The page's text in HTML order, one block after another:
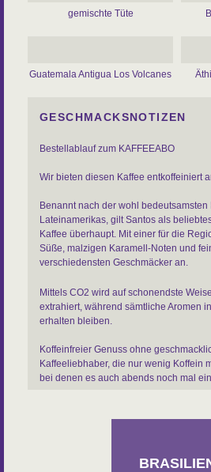
gemischte Tüte
Guatemala Antigua Los Volcanes
GESCHMACKSNOTIZEN
Bestellablauf zum KAFFEEABO
Wir bieten diesen Kaffee entkoffeiniert
Benannt nach der wohl bedeutsamsten
Lateinamerikas, gilt Santos als
Kaffee überhaupt. Mit einer für die
Süße, malzigen Karamell-Noten und
verschiedensten Geschmäcker an.
Mittels CO2 wird auf schonendste
extrahiert, während sämtliche Aromen
erhalten bleiben.
Koffeinfreier Genuss ohne
Kaffeeliebhaber, die nur wenig Koffein
bei denen es auch abends noch mal